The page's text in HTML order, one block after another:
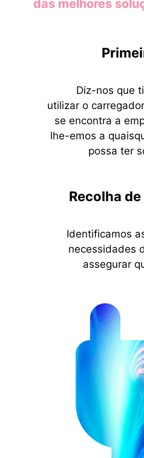
das melhores
Diz-nos que
utilizar o
se encontra a
lhe-emos a
possa ter
Recolha
Identificamos
necessidades
assegurar